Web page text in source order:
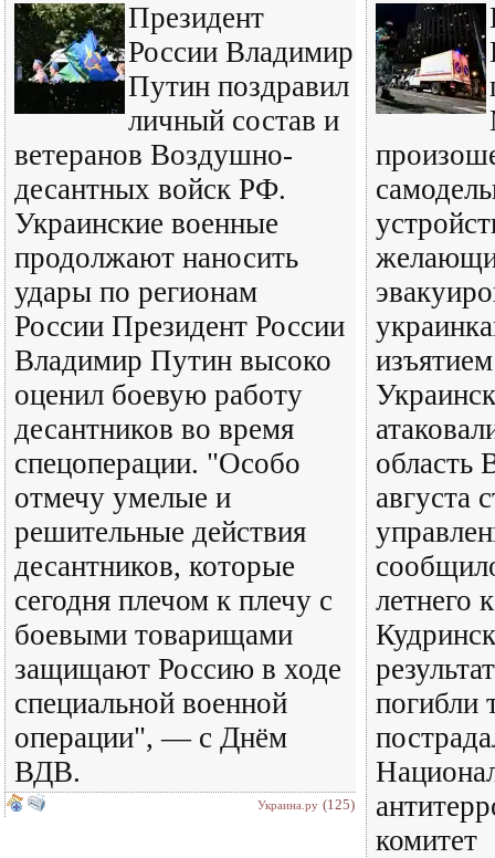
Президент
России Владимир
Путин поздравил
личный состав и
ветеранов Воздушно-
десантных войск РФ.
Украинские военные
продолжают наносить
удары по регионам
России Президент России
Владимир Путин высоко
оценил боевую работу
десантников во время
спецоперации. "Особо
отмечу умелые и
решительные действия
десантников, которые
сегодня плечом к плечу с
боевыми товарищами
защищают Россию в ходе
специальной военной
операции", — с Днём
ВДВ.
Украина.ру (125)
область
августа
летнего
погибли
комитет